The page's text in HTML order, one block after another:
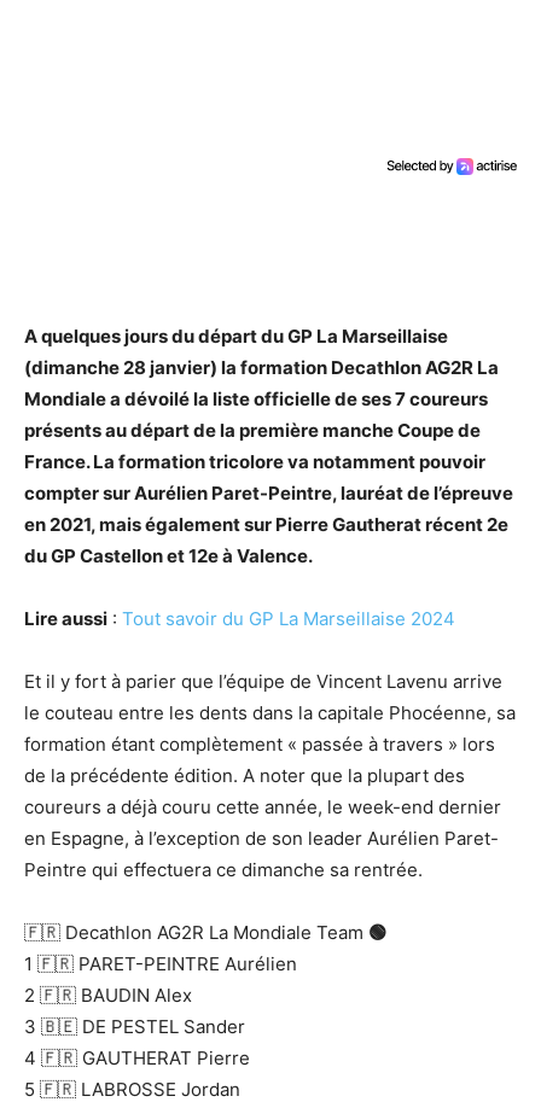
A quelques jours du départ du GP La Marseillaise
(dimanche 28 janvier) la formation Decathlon AG2R La
Mondiale a dévoilé la liste officielle de ses 7 coureurs
présents au départ de la première manche Coupe de
France. La formation tricolore va notamment pouvoir
compter sur Aurélien Paret-Peintre, lauréat de l’épreuve
en 2021, mais également sur Pierre Gautherat récent 2e
du GP Castellon et 12e à Valence.
Lire aussi : Tout savoir du GP La Marseillaise 2024
Et il y fort à parier que l’équipe de Vincent Lavenu arrive
le couteau entre les dents dans la capitale Phocéenne, sa
formation étant complètement « passée à travers » lors
de la précédente édition. A noter que la plupart des
coureurs a déjà couru cette année, le week-end dernier
en Espagne, à l’exception de son leader Aurélien Paret-
Peintre qui effectuera ce dimanche sa rentrée.
🇫🇷 Decathlon AG2R La Mondiale Team 🟢
1 🇫🇷 PARET-PEINTRE Aurélien
2 🇫🇷 BAUDIN Alex
3 🇧🇪 DE PESTEL Sander
4 🇫🇷 GAUTHERAT Pierre
5 🇫🇷 LABROSSE Jordan